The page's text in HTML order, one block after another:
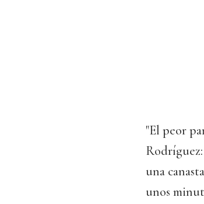
"El peor
una
unos